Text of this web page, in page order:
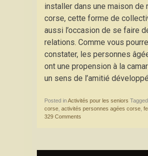
installer dans une maison de
corse, cette forme de
aussi l’occasion de se faire
relations. Comme vous
constater, les personnes
ont une propension à la
un sens de l’amitié
Posted inActivités pour les seniors Tagged
corse activités personnes agées corse
329 Comments